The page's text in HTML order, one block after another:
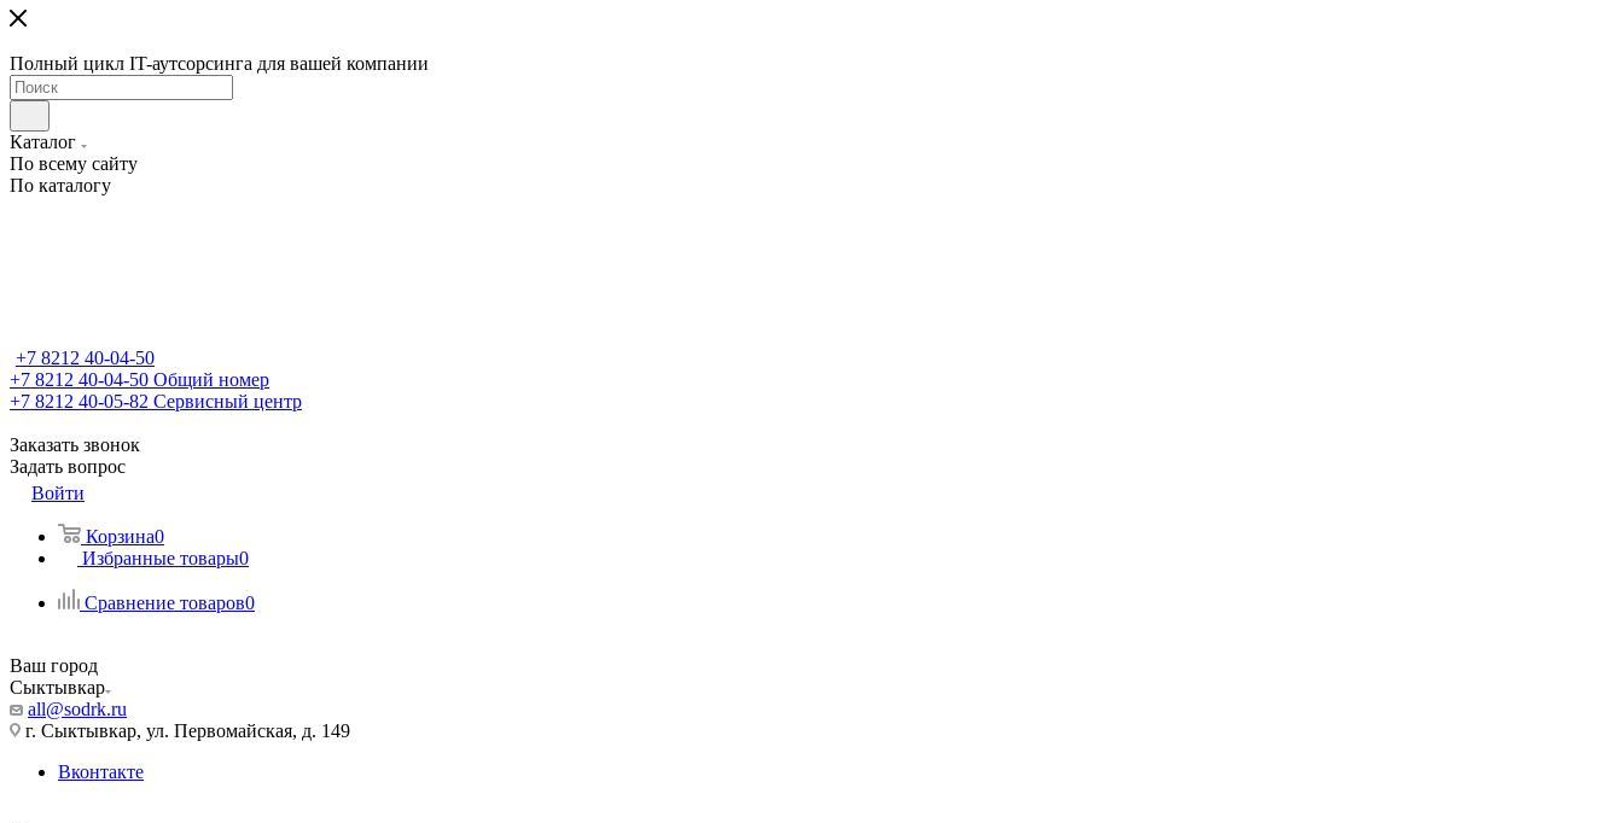
Полный цикл IT-аутсорсинга для вашей компании
Каталог
По всему сайту
По каталогу
+7 8212 40-04-50
+7 8212 40-04-50 Общий номер
+7 8212 40-05-82 Сервисный центр
Заказать звонок
Задать вопрос
Войти
Корзина0
Избранные товары0
Сравнение товаров0
Ваш город
Сыктывкар
all@sodrk.ru
г. Сыктывкар, ул. Первомайская, д. 149
Вконтакте